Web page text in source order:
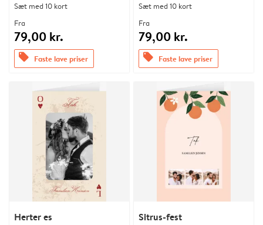
Sæt med 10 kort
Fra
79,00 kr.
offers Faste lave priser
Sæt med 10 kort
Fra
79,00 kr.
offers Faste lave priser
Herter es Sitrus-fest